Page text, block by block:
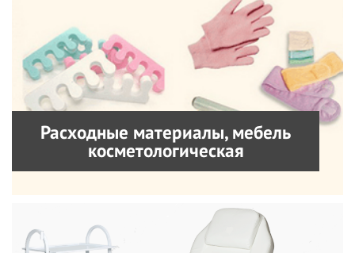
Расходные материалы, мебель
косметологическая